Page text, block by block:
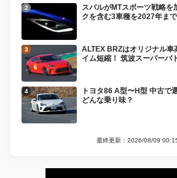
スバルがMTスポーツ戦略を
クを含む3車種を2027年ま
ALTEX BRZはオリジナル車
イム短縮！ 筑波スーパーバ
トヨタ86 A型〜H型 中古で
どんな乗り味？
最終更新：2026/08/09